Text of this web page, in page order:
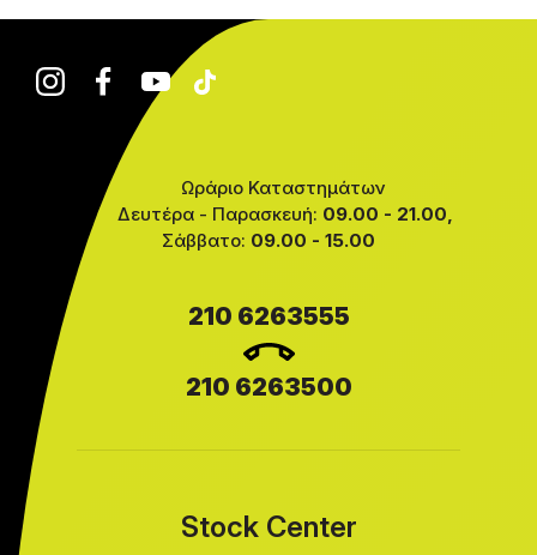
Ωράριο Καταστημάτων
Δευτέρα - Παρασκευή: 09.00 - 21.00,
Σάββατο: 09.00 - 15.00
210 6263555
210 6263500
Stock Center